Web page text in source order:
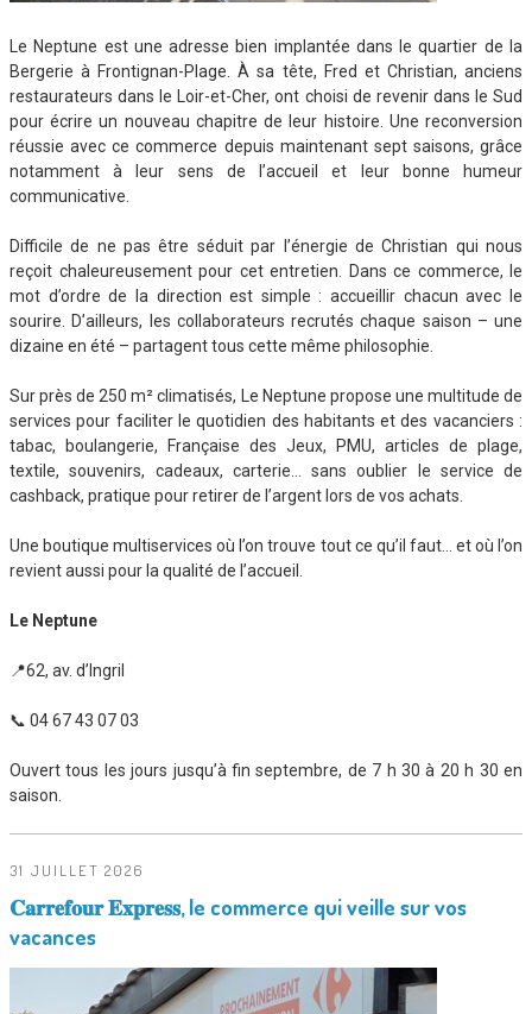
Le Neptune est une adresse bien implantée dans le quartier de la
Bergerie à Frontignan-Plage. À sa tête, Fred et Christian, anciens
restaurateurs dans le Loir-et-Cher, ont choisi de revenir dans le Sud
pour écrire un nouveau chapitre de leur histoire. Une reconversion
réussie avec ce commerce depuis maintenant sept saisons, grâce
notamment à leur sens de l’accueil et leur bonne humeur
communicative.
Difficile de ne pas être séduit par l’énergie de Christian qui nous
reçoit chaleureusement pour cet entretien. Dans ce commerce, le
mot d’ordre de la direction est simple : accueillir chacun avec le
sourire. D’ailleurs, les collaborateurs recrutés chaque saison – une
dizaine en été – partagent tous cette même philosophie.
Sur près de 250 m² climatisés, Le Neptune propose une multitude de
services pour faciliter le quotidien des habitants et des vacanciers :
tabac, boulangerie, Française des Jeux, PMU, articles de plage,
textile, souvenirs, cadeaux, carterie… sans oublier le service de
cashback, pratique pour retirer de l’argent lors de vos achats.
Une boutique multiservices où l’on trouve tout ce qu’il faut… et où l’on
revient aussi pour la qualité de l’accueil.
Le Neptune
📍62, av. d’Ingril
📞 04 67 43 07 03
Ouvert tous les jours jusqu’à fin septembre, de 7 h 30 à 20 h 30 en
saison.
31 JUILLET 2026
𝐂𝐚𝐫𝐫𝐞𝐟𝐨𝐮𝐫 𝐄𝐱𝐩𝐫𝐞𝐬𝐬, le commerce qui veille sur vos
vacances